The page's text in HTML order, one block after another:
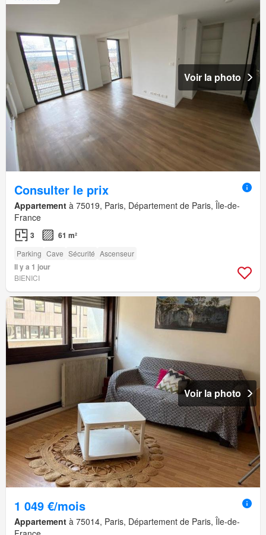
Voir la photo
Consulter le prix
Appartement à 75019, Paris, Département de Paris, Île-de-
France
3 61 m²
Parking Cave Sécurité Ascenseur
Il y a 1 jour
BIENICI
Voir la photo
1 049 €/mois
Appartement à 75014, Paris, Département de Paris, Île-de-